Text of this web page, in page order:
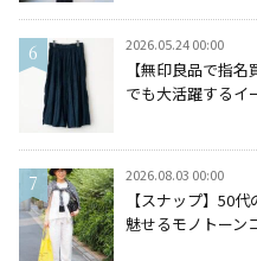
2026.05.24 00:00
【無印良品で指
でも大活躍するイ
2026.08.03 00:00
【スナップ】50
魅せるモノトーン